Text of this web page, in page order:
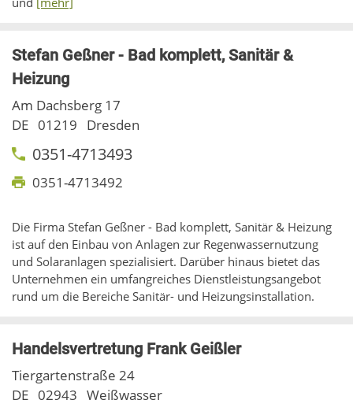
Stefan Geßner - Bad komplett, Sanitär &
Heizung
Am Dachsberg 17
DE 01219 Dresden
0351-4713493
0351-4713492
Die Firma Stefan Geßner - Bad komplett, Sanitär & Heizung
ist auf den Einbau von Anlagen zur Regenwassernutzung
und Solaranlagen spezialisiert. Darüber hinaus bietet das
Unternehmen ein umfangreiches Dienstleistungsangebot
rund um die Bereiche Sanitär- und Heizungsinstallation.
Handelsvertretung Frank Geißler
Tiergartenstraße 24
DE 02943 Weißwasser